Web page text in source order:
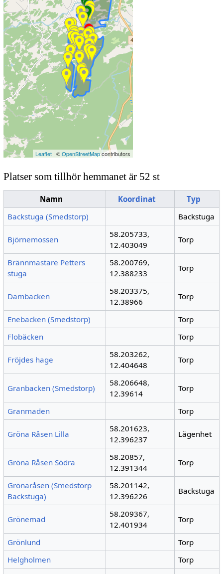
Leaflet | ©OpenStreetMapcontributors
Platser som tillhör hemmanet är 52 st
Namn Koordinat
Typ
Backstuga (Smedstorp)
Backstuga
Björnemossen
58.205733,
12.403049
Torp
Brännmastare Petters
stuga
58.200769,
12.388233
Torp
Dambacken
58.203375,
12.38966
Torp
Enebacken (Smedstorp)
Torp
Flobäcken
Torp
Fröjdes hage
58.203262,
12.404648
Torp
Granbacken (Smedstorp)
58.206648,
12.39614
Torp
Granmaden Torp
Gröna Råsen Lilla
58.201623,
12.396237
Lägenhet
Gröna Råsen Södra
58.20857,
12.391344
Torp
Grönaråsen (Smedstorp
Backstuga)
58.201142,
12.396226
Backstuga
Grönemad
58.209367,
12.401934
Torp
Grönlund
Torp
Helgholmen
Torp